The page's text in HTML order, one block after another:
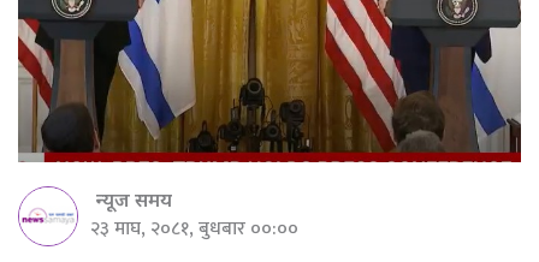
न्यूज समय
२३ माघ, २०८१, बुधबार ००:००